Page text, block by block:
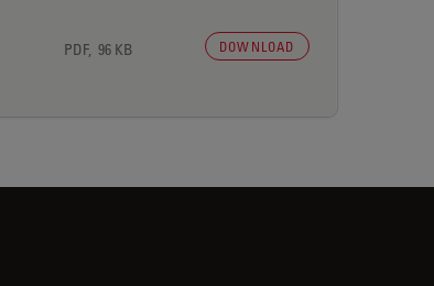
PDF, 96 KB DOWNLOAD